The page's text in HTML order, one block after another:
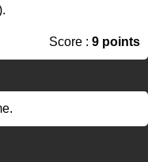
Score : 9 points